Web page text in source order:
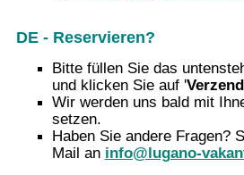
DE - Reservieren?
Bitte füllen Sie das
und klicken Sie auf 'Verzend
Wir werden uns bald mit
setzen.
Haben Sie andere Fragen?
Mail an info@lugano-